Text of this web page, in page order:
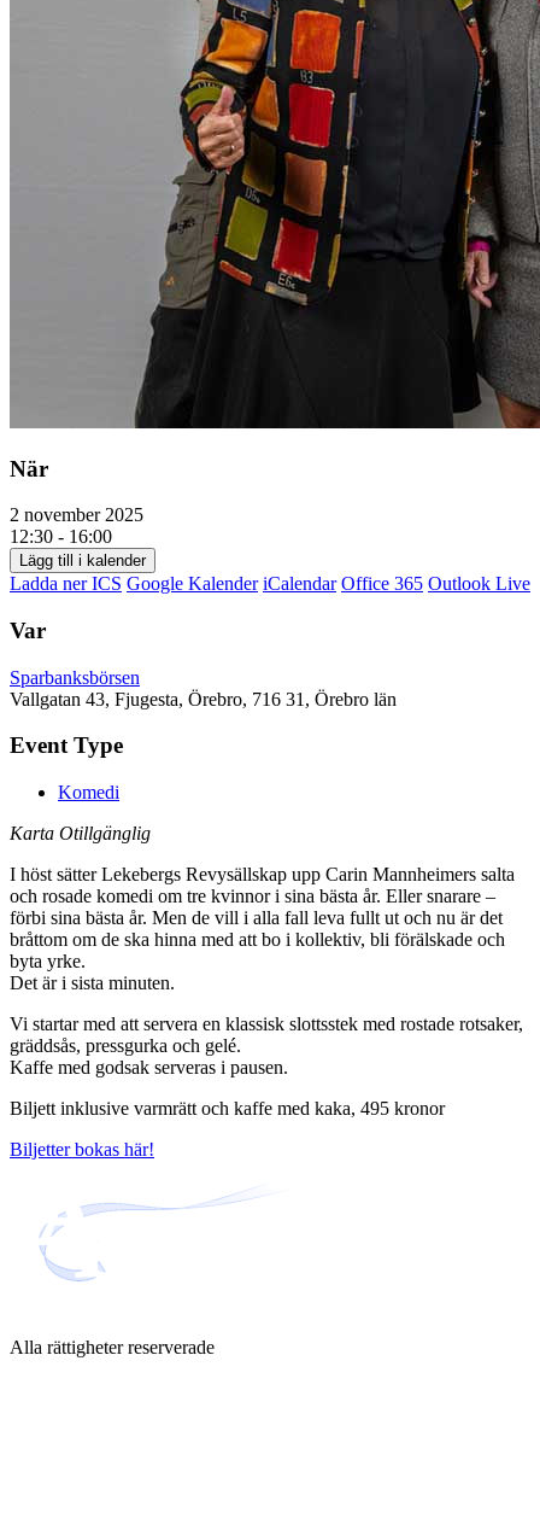
När
2 november 2025
12:30 - 16:00
Lägg till i kalender
Ladda ner ICS Google Kalender iCalendar Office 365 Outlook Live
Var
Sparbanksbörsen
Vallgatan 43, Fjugesta, Örebro, 716 31, Örebro län
Event Type
Komedi
Karta Otillgänglig
I höst sätter Lekebergs Revysällskap upp Carin Mannheimers salta
och rosade komedi om tre kvinnor i sina bästa år. Eller snarare –
förbi sina bästa år. Men de vill i alla fall leva fullt ut och nu är det
bråttom om de ska hinna med att bo i kollektiv, bli förälskade och
byta yrke.
Det är i sista minuten.
Vi startar med att servera en klassisk slottsstek med rostade rotsaker,
gräddsås, pressgurka och gelé.
Kaffe med godsak serveras i pausen.
Biljett inklusive varmrätt och kaffe med kaka, 495 kronor
Biljetter bokas här!
Alla rättigheter reserverade